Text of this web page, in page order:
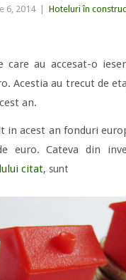
6, 2014 Hoteluri în
care au accesat-o
Acestia au trecut de
an.
in acest an fonduri
euro. Cateva din
citat,sunt